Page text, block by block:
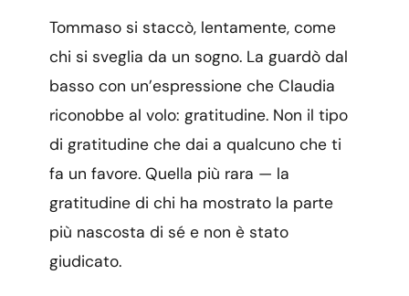
Tommaso si staccò, lentamente, come
chi si sveglia da un sogno. La guardò dal
basso con un’espressione che Claudia
riconobbe al volo: gratitudine. Non il tipo
di gratitudine che dai a qualcuno che ti
fa un favore. Quella più rara — la
gratitudine di chi ha mostrato la parte
più nascosta di sé e non è stato
giudicato.